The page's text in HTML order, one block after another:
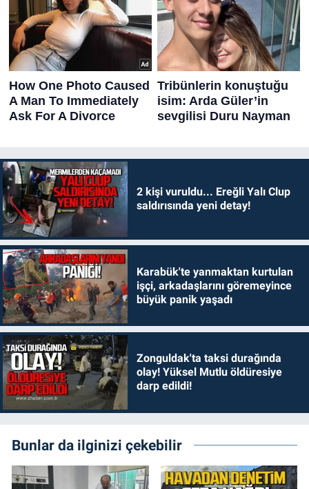
2 kişi vuruldu... Ereğli Yalı Clup
saldırısında yeni detay!
Karabük'te yanmaktan kurtulan
işçi, arkadaşlarını göremeyince
büyük panik yaşadı
Zonguldak'ta taksi durağında
olay! Yüksel Mutlu öldüresiye
darp edildi!
Bunlar da ilginizi çekebilir